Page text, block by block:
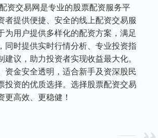
资交易网是专业的股票配资服务平
者提供便捷、安全的线上配资交易服
为用户提供多样化的配资方案，满足
同时提供实时行情分析、专业投资指
建议，助力投资者实现收益最大化。
资金安全透明，适合新手及资深股民
投资的优质选择。选择股票配资交易
更高效、更稳健！